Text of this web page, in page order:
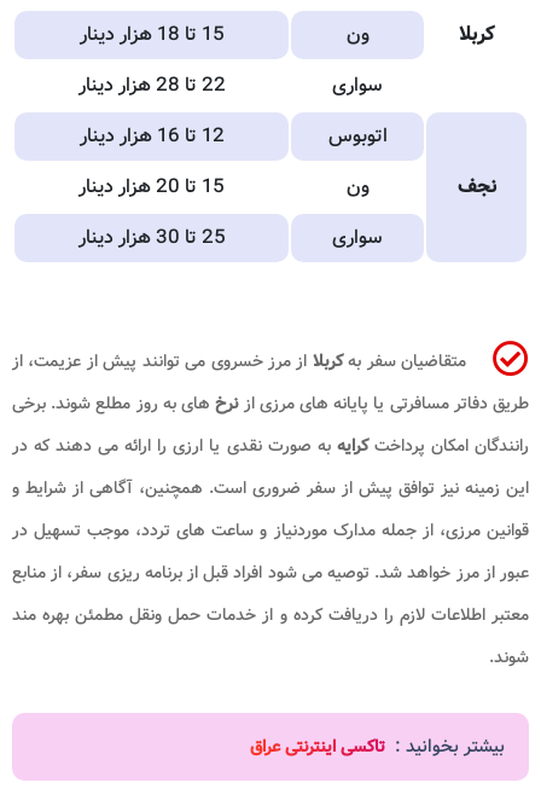
کربلا
ون
15 تا 18 هزار دینار
سواری
22 تا 28 هزار دینار
نجف
اتوبوس
12 تا 16 هزار دینار
ون
15 تا 20 هزار دینار
سواری
25 تا 30 هزار دینار
متقاضیان سفر بهکربلا از مرز خسروی می توانند پیش از عزیمت، از
طریق دفاتر مسافرتی یا پایانه های مرزی ازنرخ های به روز مطلع شوند. برخی
رانندگان امکان پرداختکرایهبه صورت نقدی یا ارزی را ارائه می دهند که در
این زمینه نیز توافق پیش از سفر ضروری است. همچنین، آگاهی از شرایط و
قوانین مرزی، از جمله مدارک موردنیاز و ساعت های تردد، موجب تسهیل در
عبور از مرز خواهد شد. توصیه می شود افراد قبل از برنامه ریزی سفر، از منابع
معتبر اطلاعات لازم را دریافت کرده و از خدمات حمل ونقل مطمئن بهره مند
شوند.
بیشتر بخوانید : تاکسی اینترنتی عراق